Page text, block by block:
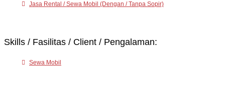
Jasa Rental / Sewa Mobil (Dengan / Tanpa Sopir)
Skills / Fasilitas / Client / Pengalaman:
Sewa Mobil